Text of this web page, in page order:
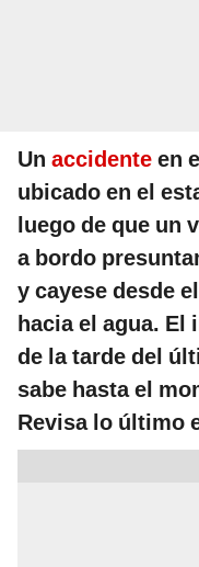
Un accidente en
ubicado en el
luego de que un
a bordo
y cayese desde
hacia el agua. El
de la tarde del
sabe hasta el
Revisa lo último